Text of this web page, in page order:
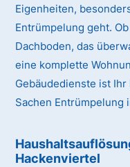
Eigenheiten,
Entrümpelung geht.
Dachboden, das
eine komplette
Gebäudedienste ist
Sachen Entrümpelung
Hackenviertel